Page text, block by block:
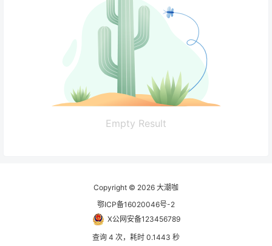
Empty Result
Copyright © 2026 大潮咖
鄂ICP备16020046号-2
X公网安备123456789
查询 4 次，耗时 0.1443 秒